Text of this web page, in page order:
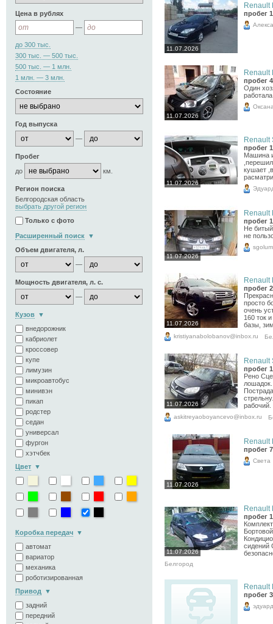
Цена в рублях
—
до 300 тыс.
300 тыс. — 500 тыс.
500 тыс. — 1 млн.
1 млн. — 3 млн.
Состояние
Год выпуска
—
Пробег
до
км.
Регион поиска
Белгородская область
выбрать другой регион
Только с фото
Расширенный поиск
Объем двигателя, л.
—
Мощность двигателя, л. с.
—
Кузов
внедорожник
кабриолет
кроссовер
купе
лимузин
микроавтобус
минивэн
пикап
родстер
седан
универсал
фургон
хэтчбек
Цвет
Коробка передач
автомат
вариатор
механика
роботизированная
Привод
задний
передний
11.07.2026
Renault
пробег
11.07.2026
Renault
пробег
Один
11.07.2026
Renault
пробег
Машина
кушает
11.07.2026
Renault
пробег
Не
не
11.07.2026
Renault
пробег
просто
очень
160 ток
базы,
kristiyanabolobanov@inbox.ru
11.07.2026
Renault
пробег
Рено
рабочий.
askitreyaoboyancevo@inbox.ru
11.07.2026
Renault
пробег
Света
11.07.2026
Renault
пробег
сидений
Белгород
Renault
пробег
эдуард